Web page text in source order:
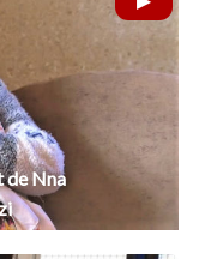
de Nna